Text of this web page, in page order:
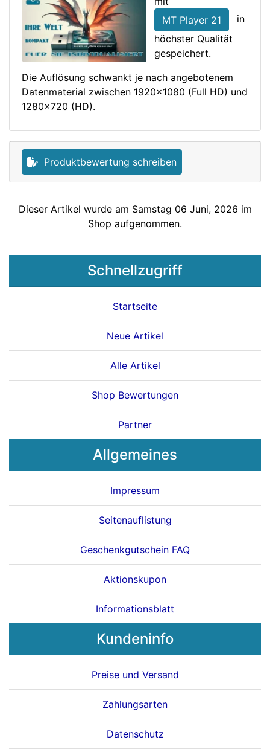
MT Player 21
in
höchster Qualität
gespeichert.
Die Auflösung schwankt je nach angebotenem
Datenmaterial zwischen 1920x1080 (Full HD) und
1280x720 (HD).
Produktbewertung schreiben
Dieser Artikel wurde am Samstag 06 Juni, 2026 im
Shop aufgenommen.
Schnellzugriff
Startseite
Neue Artikel
Alle Artikel
Shop Bewertungen
Partner
Allgemeines
Impressum
Seitenauflistung
Geschenkgutschein FAQ
Aktionskupon
Informationsblatt
Kundeninfo
Preise und Versand
Zahlungsarten
Datenschutz